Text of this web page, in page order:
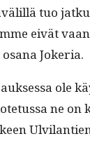
tuo
eivät
Jokeria.
ole
ne